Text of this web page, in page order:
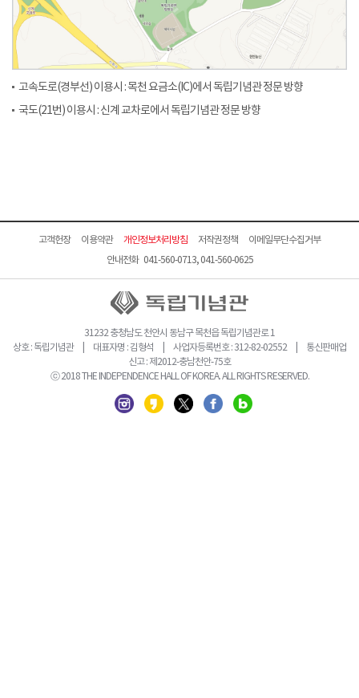
고속도로(경부선) 이용시 : 목천 요금소(IC)에서 독립기념관 정문 방향
국도(21번) 이용시 : 신계 교차로에서 독립기념관 정문 방향
고객헌장 이용약관 개인정보처리방침 저작권정책
이메일무단수집거부
안내전화 041-560-0713, 041-560-0625
31232 충청남도 천안시 동남구 목천읍 독립기념관로 1
상호 : 독립기념관 | 대표자명 : 김형석 | 사업자등록번호 : 312-82-02552 | 통신판매업
신고 : 제2012-충남천안-75호
ⓒ 2018 THE INDEPENDENCE HALL OF KOREA. ALL RIGHTS RESERVED.